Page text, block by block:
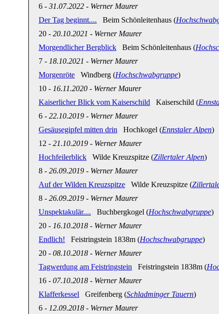
6 - 31.07.2022 - Werner Maurer
Der Tag beginnt.... Beim Schönleitenhaus (
20 - 20.10.2021 - Werner Maurer
Morgendlicher Bergblick Beim Schönleitenhaus (
7 - 18.10.2021 - Werner Maurer
Morgenröte Windberg (Hochschwabgruppe)
10 - 16.11.2020 - Werner Maurer
Kaiserlicher Blick vom Kaiserschild Kaiserschild (
6 - 22.10.2019 - Werner Maurer
Gesäusegipfel mitten drin Hochkogel (Ennstaler Alpen)
12 - 21.10.2019 - Werner Maurer
Hochfeilerblick Wilde Kreuzspitze (Zillertaler Alpen)
8 - 26.09.2019 - Werner Maurer
Auf der Wilden Kreuzspitze Wilde Kreuzspitze (
8 - 26.09.2019 - Werner Maurer
Unspektakulär.... Buchbergkogel (Hochschwabgruppe)
20 - 16.10.2018 - Werner Maurer
Endlich! Feistringstein 1838m (Hochschwabgruppe)
20 - 08.10.2018 - Werner Maurer
Tagwerdung am Feistringstein Feistringstein 1838m (
16 - 07.10.2018 - Werner Maurer
Klafferkessel Greifenberg (Schladminger Tauern)
6 - 12.09.2018 - Werner Maurer